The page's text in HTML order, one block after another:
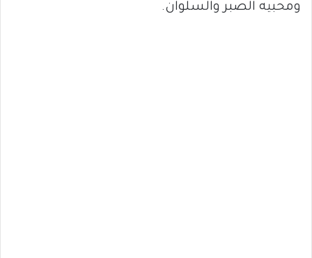
ومحبيه الصبر والسلوان.